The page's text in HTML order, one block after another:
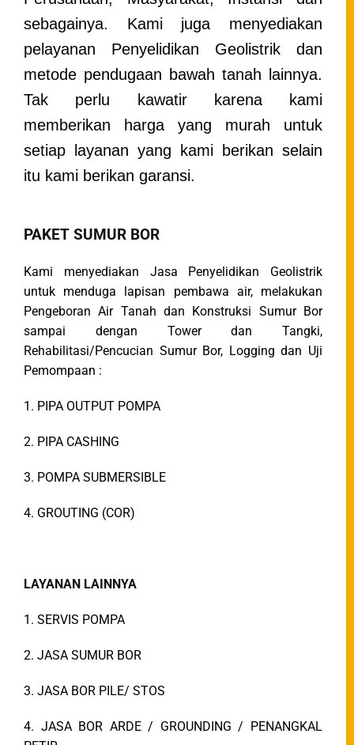
sebagainya. Kami juga menyediakan
pelayanan Penyelidikan Geolistrik dan
metode pendugaan bawah tanah lainnya.
Tak perlu kawatir karena kami
memberikan harga yang murah untuk
setiap layanan yang kami berikan selain
itu kami berikan garansi.
PAKET SUMUR BOR
Kami menyediakan Jasa Penyelidikan Geolistrik
untuk menduga lapisan pembawa air, melakukan
Pengeboran Air Tanah dan Konstruksi Sumur Bor
sampai dengan Tower dan Tangki,
Rehabilitasi/Pencucian Sumur Bor, Logging dan Uji
Pemompaan :
1. PIPA OUTPUT POMPA
2. PIPA CASHING
3. POMPA SUBMERSIBLE
4. GROUTING (COR)
LAYANAN LAINNYA
1. SERVIS POMPA
2. JASA SUMUR BOR
3. JASA BOR PILE/ STOS
4. JASA BOR ARDE / GROUNDING / PENANGKAL